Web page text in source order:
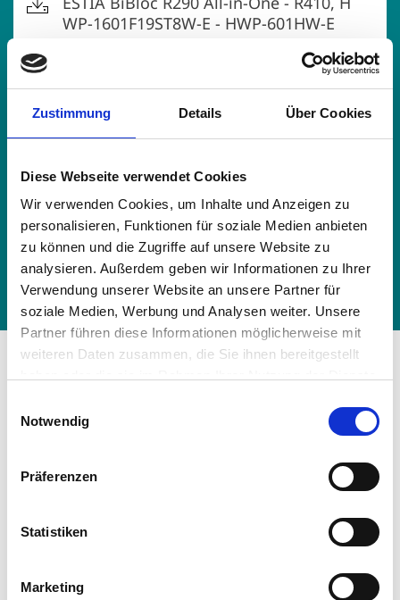
Zustimmung Details Über Cookies
Diese Webseite verwendet Cookies
Wir verwenden Cookies, um Inhalte und Anzeigen zu
personalisieren, Funktionen für soziale Medien anbieten
zu können und die Zugriffe auf unsere Website zu
analysieren. Außerdem geben wir Informationen zu Ihrer
Verwendung unserer Website an unsere Partner für
soziale Medien, Werbung und Analysen weiter. Unsere
Partner führen diese Informationen möglicherweise mit
weiteren Daten zusammen, die Sie ihnen bereitgestellt
Vollständige Datenschutzerklärung anzeigen
Notwendig
Präferenzen
Statistiken
Marketing
WP-1601F19ST8W-E - HWP-601HW-E
ESTIA BiBloc R290 All-in-One - R410, H
WP-1601F19ST8W-E - HWP-801HW-E
ESTIA BiBloc R290 All-in-One - R410, H
WP-1601F19ST8W-E - HWP-1001HW-E
WP-1601F19ST8W-E - HWP-1001H8W-E
ESTIA BiBloc R290 All-in-One - R410, H
WP-1601F19ST8W-E - HWP-1301H8W-E
ESTIA BiBloc R290 All-in-One - R410, H
WP-1601F19ST8W-E - HWP-1601H8W-E
Weitere Komponenten der
Entdecken Sie die leistungsstarken Außengeräte
und entsprechendes Zubehör für Ihr
Klimasystem – von modernen Filtern bis hin zu
Raumklima perfektionieren.